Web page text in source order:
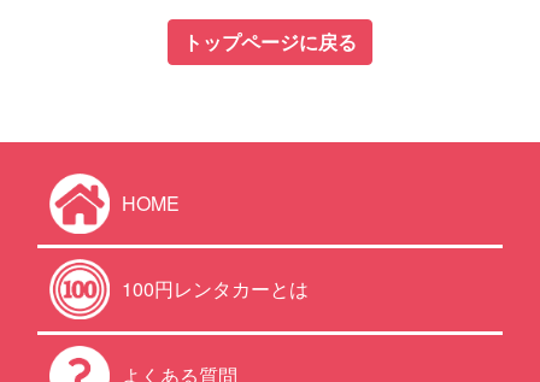
トップページに戻る
HOME
100円レンタカーとは
よくある質問